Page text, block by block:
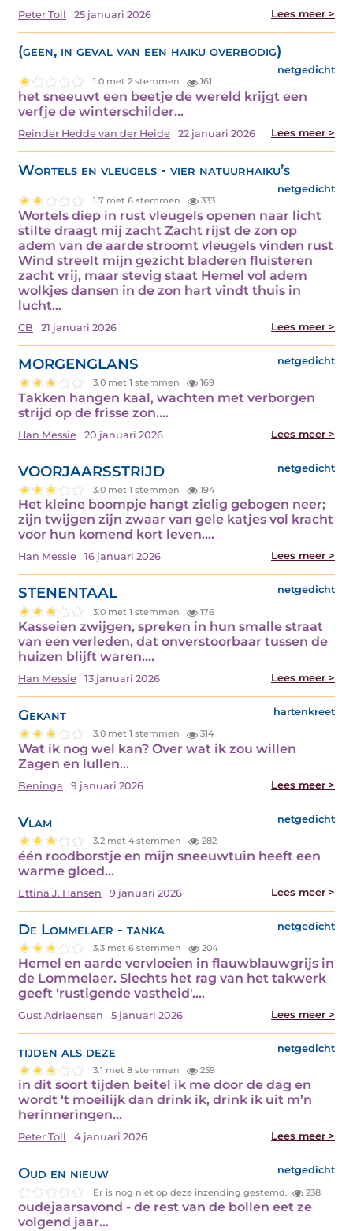
Peter Toll 25 januari 2026 Lees meer >
(geen, in geval van een haiku overbodig)
netgedicht
1.0 met 2 stemmen 161
het sneeuwt een beetje de wereld krijgt een
verfje de winterschilder…
Reinder Hedde van der Heide 22 januari 2026 Lees meer >
Wortels en vleugels - vier natuurhaiku’s
netgedicht
1.7 met 6 stemmen 333
Wortels diep in rust vleugels openen naar licht
stilte draagt mij zacht Zacht rijst de zon op
adem van de aarde stroomt vleugels vinden rust
Wind streelt mijn gezicht bladeren fluisteren
zacht vrij, maar stevig staat Hemel vol adem
wolkjes dansen in de zon hart vindt thuis in
lucht…
CB 21 januari 2026 Lees meer >
MORGENGLANS netgedicht
3.0 met 1 stemmen 169
Takken hangen kaal, wachten met verborgen
strijd op de frisse zon.…
Han Messie 20 januari 2026 Lees meer >
VOORJAARSSTRIJD netgedicht
3.0 met 1 stemmen 194
Het kleine boompje hangt zielig gebogen neer;
zijn twijgen zijn zwaar van gele katjes vol kracht
voor hun komend kort leven.…
Han Messie 16 januari 2026 Lees meer >
STENENTAAL netgedicht
3.0 met 1 stemmen 176
Kasseien zwijgen, spreken in hun smalle straat
van een verleden, dat onverstoorbaar tussen de
huizen blijft waren.…
Han Messie 13 januari 2026 Lees meer >
Gekant hartenkreet
3.0 met 1 stemmen 314
Wat ik nog wel kan? Over wat ik zou willen
Zagen en lullen…
Beninga 9 januari 2026 Lees meer >
Vlam netgedicht
3.2 met 4 stemmen 282
één roodborstje en mijn sneeuwtuin heeft een
warme gloed…
Ettina J. Hansen 9 januari 2026 Lees meer >
De Lommelaer - tanka netgedicht
3.3 met 6 stemmen 204
Hemel en aarde vervloeien in flauwblauwgrijs in
de Lommelaer. Slechts het rag van het takwerk
geeft 'rustigende vastheid'.…
Gust Adriaensen 5 januari 2026 Lees meer >
tijden als deze netgedicht
3.1 met 8 stemmen 259
in dit soort tijden beitel ik me door de dag en
wordt ‘t moeilijk dan drink ik, drink ik uit m’n
herinneringen…
Peter Toll 4 januari 2026 Lees meer >
Oud en nieuw netgedicht
Er is nog niet op deze inzending gestemd. 238
oudejaarsavond - de rest van de bollen eet ze
volgend jaar…